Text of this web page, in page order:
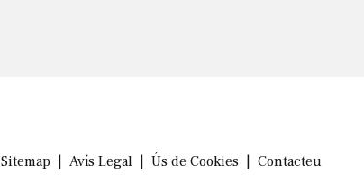
Sitemap Avís Legal Ús de Cookies Contacteu